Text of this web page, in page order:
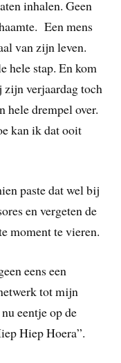
inhalen. Geen
Een mens
van zijn leven.
hele stap. En kom
zijn verjaardag toch
hele drempel over.
kan ik dat ooit
paste dat wel bij
en vergeten de
moment te vieren.
eens een
tot mijn
eentje op de
Hiep Hoera”.